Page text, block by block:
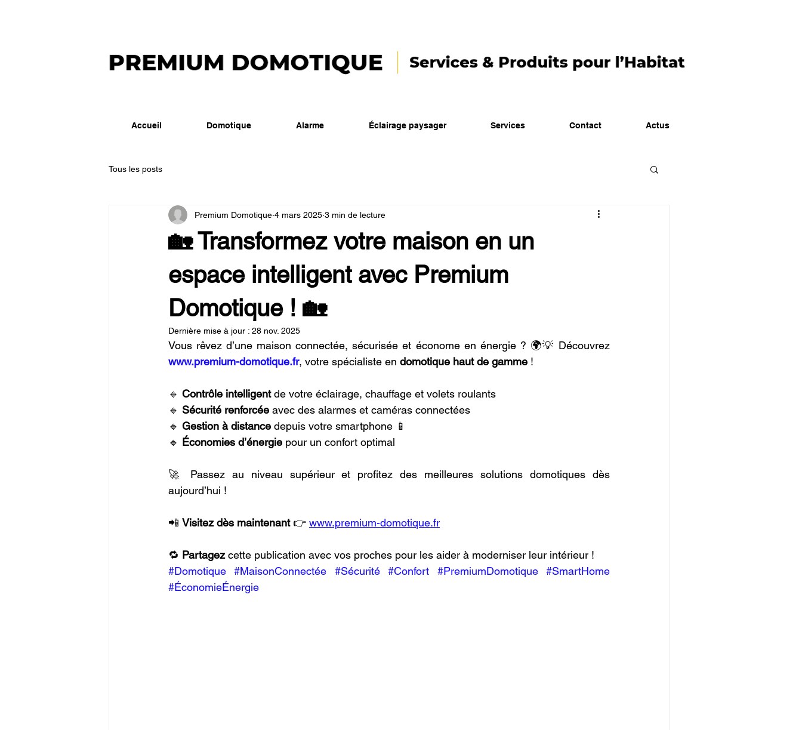
Accueil Domotique Alarme Éclairage paysager Services Contact Actus
Tous les posts
🏡 Transformez votre maison en un
espace intelligent avec Premium
Domotique ! 🏡
Premium Domotique 4 mars 2025 3 min de lecture
Dernière mise à jour : 28 nov. 2025
www.premium-domotique.fr, votre spécialiste en domotique haut de gamme !
🔹 Contrôle intelligent de votre éclairage, chauffage et volets roulants
🔹 Sécurité renforcée avec des alarmes et caméras connectées
🔹 Gestion à distance depuis votre smartphone 📱
🔹 Économies d’énergie pour un confort optimal
🚀 Passez au niveau supérieur et profitez des meilleures solutions domotiques dès
aujourd’hui !
📲 Visitez dès maintenant 👉 www.premium-domotique.fr
🔁 Partagez cette publication avec vos proches pour les aider à moderniser leur intérieur !
#Domotique
#MaisonConnectée #Sécurité #Confort #PremiumDomotique
#SmartHome
#ÉconomieÉnergie